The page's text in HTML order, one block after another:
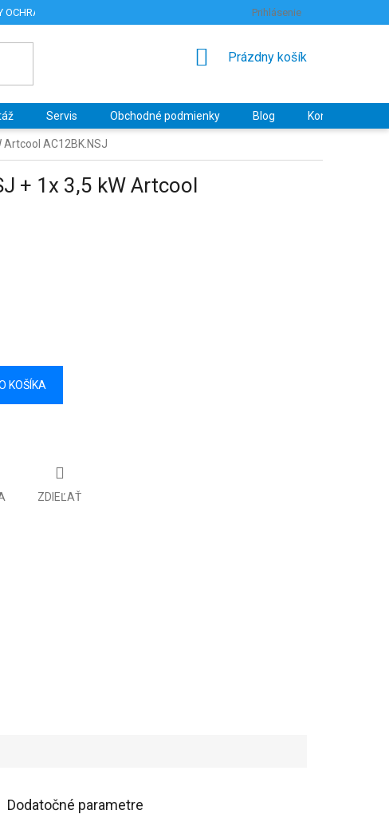
OCHRANY OSOBNÝCH ÚDAJOV HODNOTENIE OBCHODU
Prihlásenie
NÁKUPNÝ
Prázdny košík
Servis Obchodné podmienky Blog Kontakty
Artcool AC12BK.NSJ
+ 1x 3,5 kW Artcool
KOŠÍKA
ZDIEĽAŤ
Dodatočné parametre